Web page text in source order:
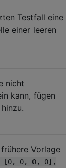
Testfall eine
einer leeren
nicht
kann, fügen
Vorlage
[0, 0, 0, 0],